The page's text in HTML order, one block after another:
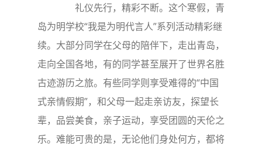
礼仪先行，精彩不断。这个寒假，青
岛为明学校“我是为明代言人”系列活动精彩继
续。大部分同学在父母的陪伴下，走出青岛，
走向全国各地，有的同学甚至展开了世界名胜
古迹游历之旅。有些同学则享受难得的“中国
式亲情假期”，和父母一起走亲访友，探望长
辈，品尝美食，亲子运动，享受团圆的天伦之
乐。难能可贵的是，无论他们身处何方，都将